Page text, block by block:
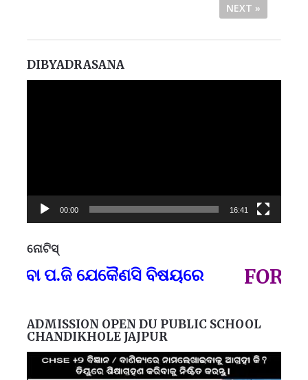
NEXT »
DIBYADRASANA
00:00 16:41
ନୋଟିସ୍
ପ.ଜି ଯେକୈଣସି ବିଷୟରେ FOR
ADMISSION OPEN DU PUBLIC SCHOOL
CHANDIKHOLE JAJPUR